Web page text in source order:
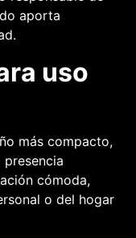
aporta
uso
más compacto,
cómoda,
o del hogar